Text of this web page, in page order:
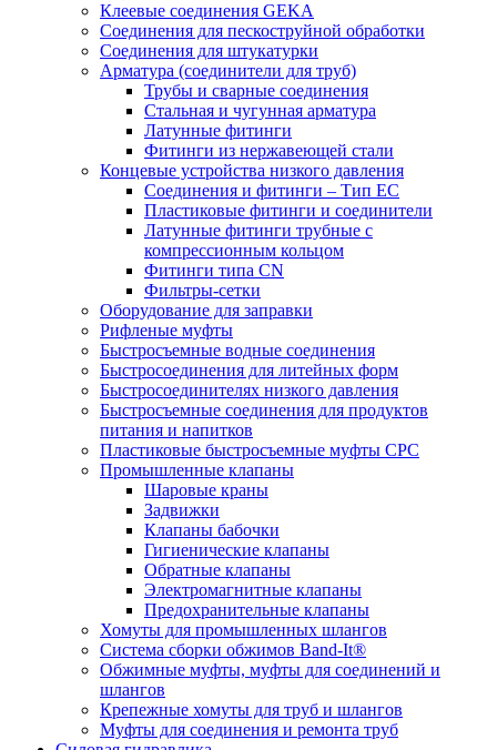
Клеевые соединения GEKA
Соединения для пескоструйной обработки
Cоединения для штукатурки
Арматура (соединители для труб)
Трубы и сварные соединения
Стальная и чугунная арматура
Латунные фитинги
Фитинги из нержавеющей стали
Концевые устройства низкого давления
Соединения и фитинги – Тип EC
Пластиковые фитинги и соединители
Латунные фитинги трубные с
компрессионным кольцом
Фитинги типа CN
Фильтры-сетки
Оборудование для заправки
Рифленые муфты
Быстросъемные водные соединения
Быстросоединения для литейных форм
Быстросоединителях низкого давления
Быстросъемные соединения для продуктов
питания и напитков
Пластиковые быстросъемные муфты CPC
Промышленные клапаны
Шаровые краны
Задвижки
Клапаны бабочки
Гигиенические клапаны
Обратные клапаны
Электромагнитные клапаны
Предохранительные клапаны
Хомуты для промышленных шлангов
Система сборки обжимов Band-It®
Обжимные муфты, муфты для соединений и
шлангов
Крепежные хомуты для труб и шлангов
Муфты для соединения и ремонта труб